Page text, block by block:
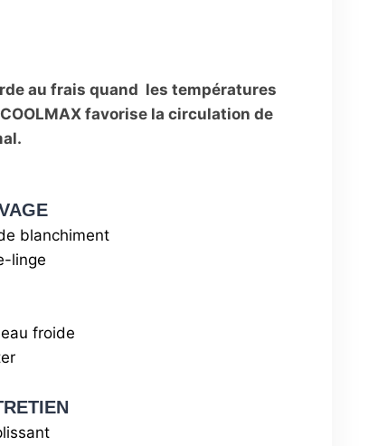
au frais quand les températures
favorise la circulation de
blanchiment
linge
froide